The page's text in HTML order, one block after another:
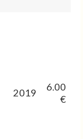
2019
6.00
€